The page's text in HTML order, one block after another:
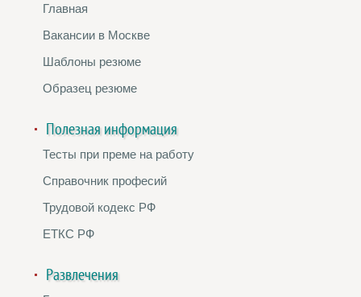
Главная
Вакансии в Москве
Шаблоны резюме
Образец резюме
Полезная информация
Тесты при преме на работу
Справочник професий
Трудовой кодекс РФ
ЕТКС РФ
Развлечения